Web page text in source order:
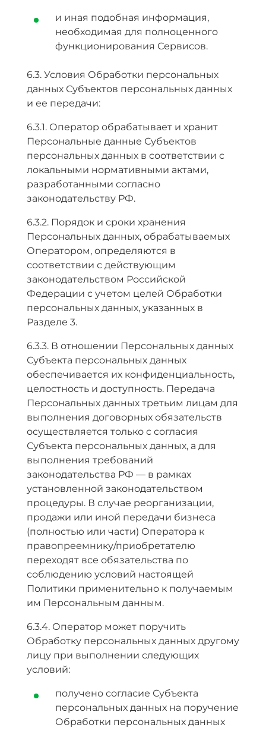
и иная подобная информация,
необходимая для полноценного
функционирования Сервисов.
6.3. Условия Обработки персональных
данных Субъектов персональных данных
и ее передачи:
6.3.1. Оператор обрабатывает и хранит
Персональные данные Субъектов
персональных данных в соответствии с
локальными нормативными актами,
разработанными согласно
законодательству РФ.
6.3.2. Порядок и сроки хранения
Персональных данных, обрабатываемых
Оператором, определяются в
соответствии с действующим
законодательством Российской
Федерации с учетом целей Обработки
персональных данных, указанных в
Разделе 3.
6.3.3. В отношении Персональных данных
Субъекта персональных данных
обеспечивается их конфиденциальность,
целостность и доступность. Передача
Персональных данных третьим лицам для
выполнения договорных обязательств
осуществляется только с согласия
Субъекта персональных данных, а для
выполнения требований
законодательства РФ — в рамках
установленной законодательством
процедуры. В случае реорганизации,
продажи или иной передачи бизнеса
(полностью или части) Оператора к
правопреемнику/приобретателю
переходят все обязательства по
соблюдению условий настоящей
Политики применительно к получаемым
им Персональным данным.
6.3.4. Оператор может поручить
Обработку персональных данных другому
лицу при выполнении следующих
условий:
получено согласие Субъекта
персональных данных на поручение
Обработки персональных данных